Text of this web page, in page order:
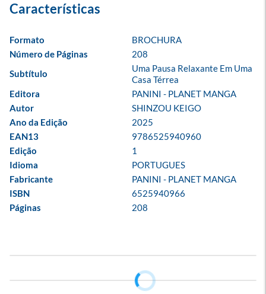
Formato
BROCHURA
Número de Páginas
208
Subtítulo
Uma Pausa Relaxante Em Uma
Casa Térrea
Editora
PANINI - PLANET MANGA
Autor
SHINZOU KEIGO
Ano da Edição
2025
EAN13
9786525940960
Edição
1
Idioma
PORTUGUES
Fabricante
PANINI - PLANET MANGA
ISBN
6525940966
Páginas
208